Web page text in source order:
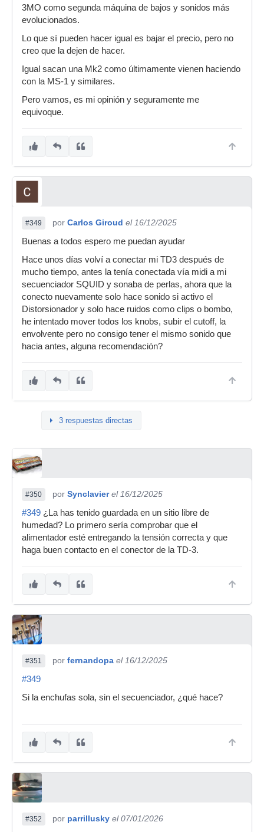
3MO como segunda máquina de bajos y sonidos más
evolucionados.
Lo que sí pueden hacer igual es bajar el precio, pero no
creo que la dejen de hacer.
Igual sacan una Mk2 como últimamente vienen haciendo
con la MS-1 y similares.
Pero vamos, es mi opinión y seguramente me
equivoque.
#349 por Carlos Giroud el 16/12/2025
Buenas a todos espero me puedan ayudar
Hace unos días volví a conectar mi TD3 después de
mucho tiempo, antes la tenía conectada vía midi a mi
secuenciador SQUID y sonaba de perlas, ahora que la
conecto nuevamente solo hace sonido si activo el
Distorsionador y solo hace ruidos como clips o bombo,
he intentado mover todos los knobs, subir el cutoff, la
envolvente pero no consigo tener el mismo sonido que
hacia antes, alguna recomendación?
3 respuestas directas
#350 por Synclavier el 16/12/2025
#349 ¿La has tenido guardada en un sitio libre de
humedad? Lo primero sería comprobar que el
alimentador esté entregando la tensión correcta y que
haga buen contacto en el conector de la TD-3.
#351 por fernandopa el 16/12/2025
#349
Si la enchufas sola, sin el secuenciador, ¿qué hace?
#352 por parrillusky el 07/01/2026